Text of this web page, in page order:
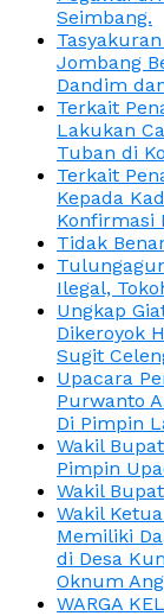
Seimbang.
Jombang
Dandim
Terkait
Lakukan
Tuban di
Terkait
Kepada
Konfirmasi
Tidak
Ilegal,
Ungkap
Dikeroyok
Sugit
Upacara
Purwanto
Di Pimpin
Wakil
Pimpin
Wakil
Wakil
Memiliki
di Desa
Oknum
WARGA